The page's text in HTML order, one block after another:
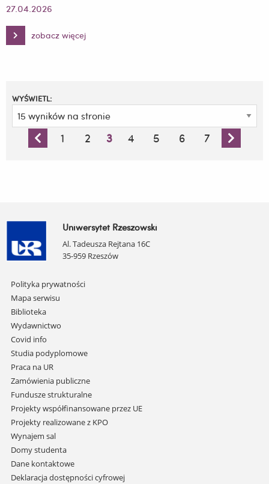
27.04.2026
zobacz więcej
Wykład
dr
Tiranie
pt.
„The
Importance
Criminology
WYŚWIETL:
1 2 3 4 5 6 7
Uniwersytet Rzeszowski
Al. Tadeusza Rejtana 16C
35-959 Rzeszów
Pomiń
nawigację
i
przejdź
do
treści
Polityka prywatności
Mapa serwisu
Biblioteka
Wydawnictwo
Covid info
Studia podyplomowe
Praca na UR
Zamówienia publiczne
Fundusze strukturalne
Projekty współfinansowane przez UE
Projekty realizowane z KPO
Wynajem sal
Domy studenta
Dane kontaktowe
Deklaracja dostępności cyfrowej